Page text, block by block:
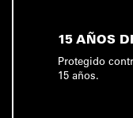
15 AÑOS
Protegido
15 años.